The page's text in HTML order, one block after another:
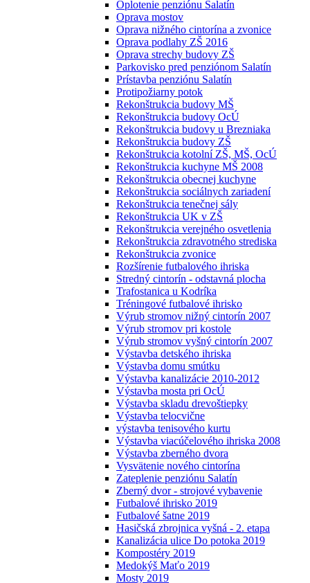
Oplotenie penziónu Salatín
Oprava mostov
Oprava nižného cintorína a zvonice
Oprava podlahy ZŠ 2016
Oprava strechy budovy ZŠ
Parkovisko pred penziónom Salatín
Prístavba penziónu Salatín
Protipožiarny potok
Rekonštrukcia budovy MŠ
Rekonštrukcia budovy OcÚ
Rekonštrukcia budovy u Brezniaka
Rekonštrukcia budovy ZŠ
Rekonštrukcia kotolní ZŠ, MŠ, OcÚ
Rekonštrukcia kuchyne MŠ 2008
Rekonštrukcia obecnej kuchyne
Rekonštrukcia sociálnych zariadení
Rekonštrukcia tenečnej sály
Rekonštrukcia UK v ZŠ
Rekonštrukcia verejného osvetlenia
Rekonštrukcia zdravotného strediska
Rekonštrukcia zvonice
Rozšírenie futbalového ihriska
Stredný cintorín - odstavná plocha
Trafostanica u Kodríka
Tréningové futbalové ihrisko
Výrub stromov nižný cintorín 2007
Výrub stromov pri kostole
Výrub stromov vyšný cintorín 2007
Výstavba detského ihriska
Výstavba domu smútku
Výstavba kanalizácie 2010-2012
Výstavba mosta pri OcÚ
Výstavba skladu drevoštiepky
Výstavba telocvične
výstavba tenisového kurtu
Výstavba viacúčelového ihriska 2008
Výstavba zberného dvora
Vysvätenie nového cintorína
Zateplenie penziónu Salatín
Zberný dvor - strojové vybavenie
Futbalové ihrisko 2019
Futbalové šatne 2019
Hasičská zbrojnica vyšná - 2. etapa
Kanalizácia ulice Do potoka 2019
Kompostéry 2019
Medokýš Maťo 2019
Mosty 2019